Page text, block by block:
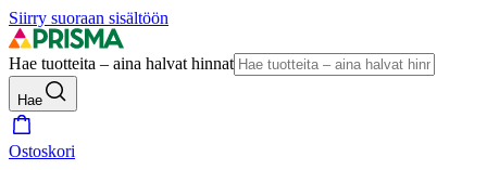
Siirry suoraan sisältöön
Hae tuotteita – aina halvat hinnat
Hae
Ostoskori